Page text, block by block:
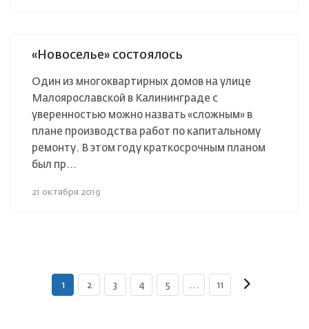
«Новоселье» состоялось
Один из многоквартирных домов на улице
Малоярославской в Калининграде с
уверенностью можно назвать «сложным» в
плане производства работ по капитальному
ремонту. В этом году краткосрочным планом
был пр...
21 октября 2019
1 2 3 4 5 ... 11